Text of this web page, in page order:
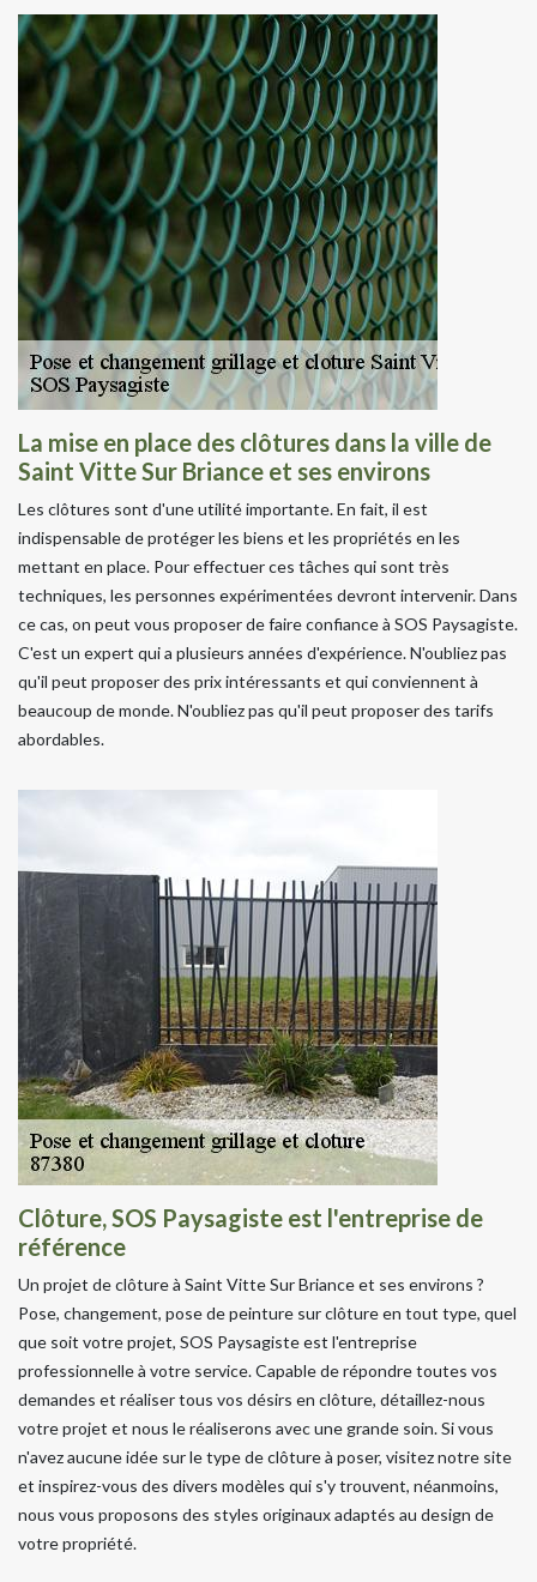
La mise en place des clôtures dans la ville de
Saint Vitte Sur Briance et ses environs
Les clôtures sont d'une utilité importante. En fait, il est
indispensable de protéger les biens et les propriétés en les
mettant en place. Pour effectuer ces tâches qui sont très
techniques, les personnes expérimentées devront intervenir. Dans
ce cas, on peut vous proposer de faire confiance à SOS Paysagiste.
C'est un expert qui a plusieurs années d'expérience. N'oubliez pas
qu'il peut proposer des prix intéressants et qui conviennent à
beaucoup de monde. N'oubliez pas qu'il peut proposer des tarifs
abordables.
Clôture, SOS Paysagiste est l'entreprise de
référence
Un projet de clôture à Saint Vitte Sur Briance et ses environs ?
Pose, changement, pose de peinture sur clôture en tout type, quel
que soit votre projet, SOS Paysagiste est l'entreprise
professionnelle à votre service. Capable de répondre toutes vos
demandes et réaliser tous vos désirs en clôture, détaillez-nous
votre projet et nous le réaliserons avec une grande soin. Si vous
n'avez aucune idée sur le type de clôture à poser, visitez notre site
et inspirez-vous des divers modèles qui s'y trouvent, néanmoins,
nous vous proposons des styles originaux adaptés au design de
votre propriété.